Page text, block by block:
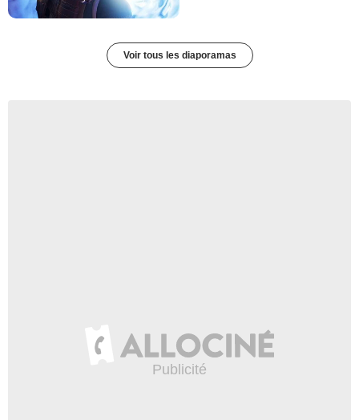
Voir tous les diaporamas